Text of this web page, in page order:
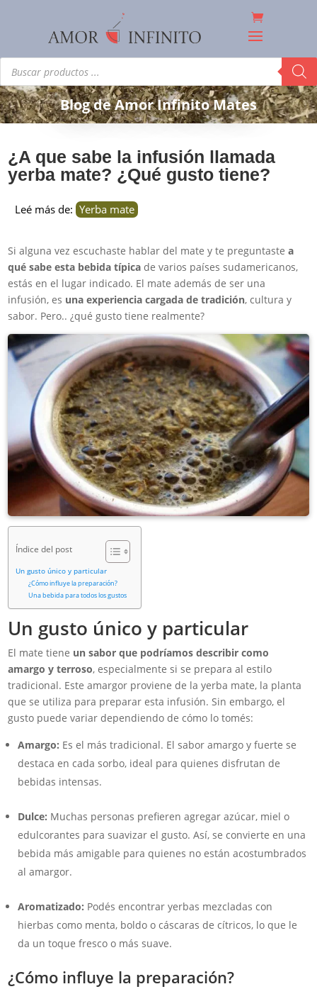
Búsqueda
productos
Blog de Amor Infinito Mates
¿A que sabe la infusión llamada
yerba mate? ¿Qué gusto tiene?
Leé más de: Yerba mate
Si alguna vez escuchaste hablar del mate y te preguntaste a
qué sabe esta bebida típicade varios países sudamericanos,
estás en el lugar indicado. El mate además de ser una
infusión, es una experiencia cargada de tradición, cultura y
sabor. Pero.. ¿qué gusto tiene realmente?
Índice del post
Un gusto único y particular
¿Cómo influye la preparación?
Una bebida para todos los gustos
Un gusto único y particular
El mate tiene un sabor que podríamos describir como
amargo y terroso, especialmente si se prepara al estilo
tradicional. Este amargor proviene de la yerba mate, la planta
que se utiliza para preparar esta infusión. Sin embargo, el
gusto puede variar dependiendo de cómo lo tomés:
Amargo: Es el más tradicional. El sabor amargo y fuerte se
destaca en cada sorbo, ideal para quienes disfrutan de
bebidas intensas.
Dulce: Muchas personas prefieren agregar azúcar, miel o
edulcorantes para suavizar el gusto. Así, se convierte en una
bebida más amigable para quienes no están acostumbrados
al amargor.
Aromatizado: Podés encontrar yerbas mezcladas con
hierbas como menta, boldo o cáscaras de cítricos, lo que le
da un toque fresco o más suave.
¿Cómo influye la preparación?